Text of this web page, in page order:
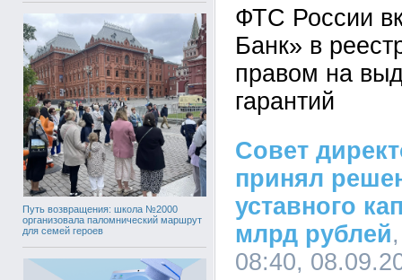
Путь возвращения: школа №2000
организовала паломнический маршрут
для семей героев
ФТС России
Банк» в
правом на
гарантий
Совет
принял
уставного
млрд рублей
08:40,